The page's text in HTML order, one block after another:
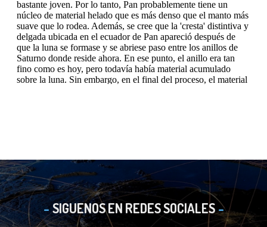
SIGUENOS EN REDES SOCIALES